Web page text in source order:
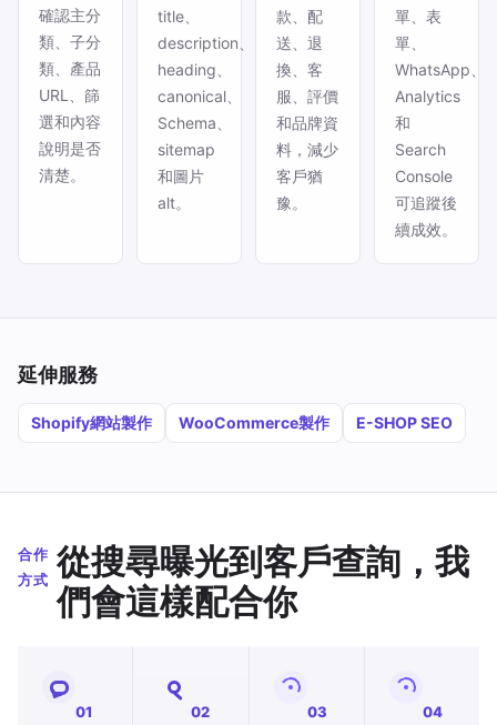
確認主分
類、子分
類、產品
URL、篩
選和內容
說明是否
清楚。
title、
description、
heading、
canonical、
Schema、
sitemap
和圖片
alt。
款、配
送、退
換、客
服、評價
和品牌資
料，減少
客戶猶
豫。
單、表
單、
WhatsApp、
Analytics
和
Search
Console
可追蹤後
續成效。
延伸服務
Shopify網站製作 WooCommerce製作 E-SHOP SEO
合作
方式 從搜尋曝光到客戶查詢，我
們會這樣配合你
01 02 03 04